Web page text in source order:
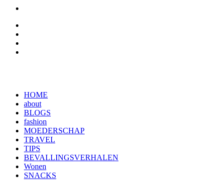
HOME
about
BLOGS
fashion
MOEDERSCHAP
TRAVEL
TIPS
BEVALLINGSVERHALEN
Wonen
SNACKS